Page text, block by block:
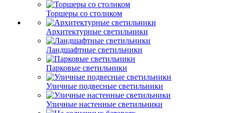
Торшеры со столиком
Архитектурные светильники
Ландшафтные светильники
Парковые светильники
Уличные подвесные светильники
Уличные настенные светильники